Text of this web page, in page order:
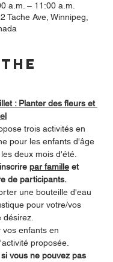
a.m. – 11:00 a.m.
Tache Ave, Winnipeg,
: Planter des fleurs et
trois activités en
pour les enfants d'âge
deux mois d'été.
par famille et
de participants.
une bouteille d'eau
pour votre/vos
vos enfants en
proposée.
si vous ne pouvez pas